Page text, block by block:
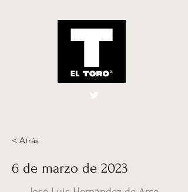
El Toro España
< Atrás
6 de marzo de 2023